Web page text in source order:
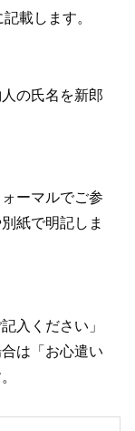
載します。
の氏名を新郎
ーマルでご参
紙で明記しま
入ください」
は「お心遣い